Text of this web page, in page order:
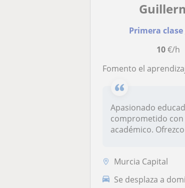
Primera
10€/h
Fomento el aprendizaje de los alumnos y el
Apasionado
comprometido con
académico.
Murcia Capital
Se desplaza a